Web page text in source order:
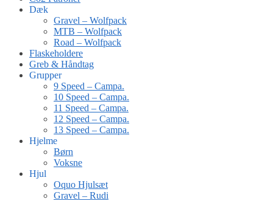
Dæk
Gravel – Wolfpack
MTB – Wolfpack
Road – Wolfpack
Flaskeholdere
Greb & Håndtag
Grupper
9 Speed – Campa.
10 Speed – Campa.
11 Speed – Campa.
12 Speed – Campa.
13 Speed – Campa.
Hjelme
Børn
Voksne
Hjul
Oquo Hjulsæt
Gravel – Rudi